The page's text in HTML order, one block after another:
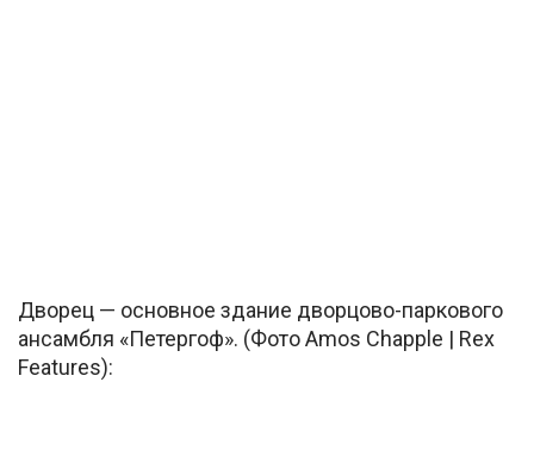
Дворец — основное здание дворцово-паркового
ансамбля «Петергоф». (Фото Amos Chapple | Rex
Features):